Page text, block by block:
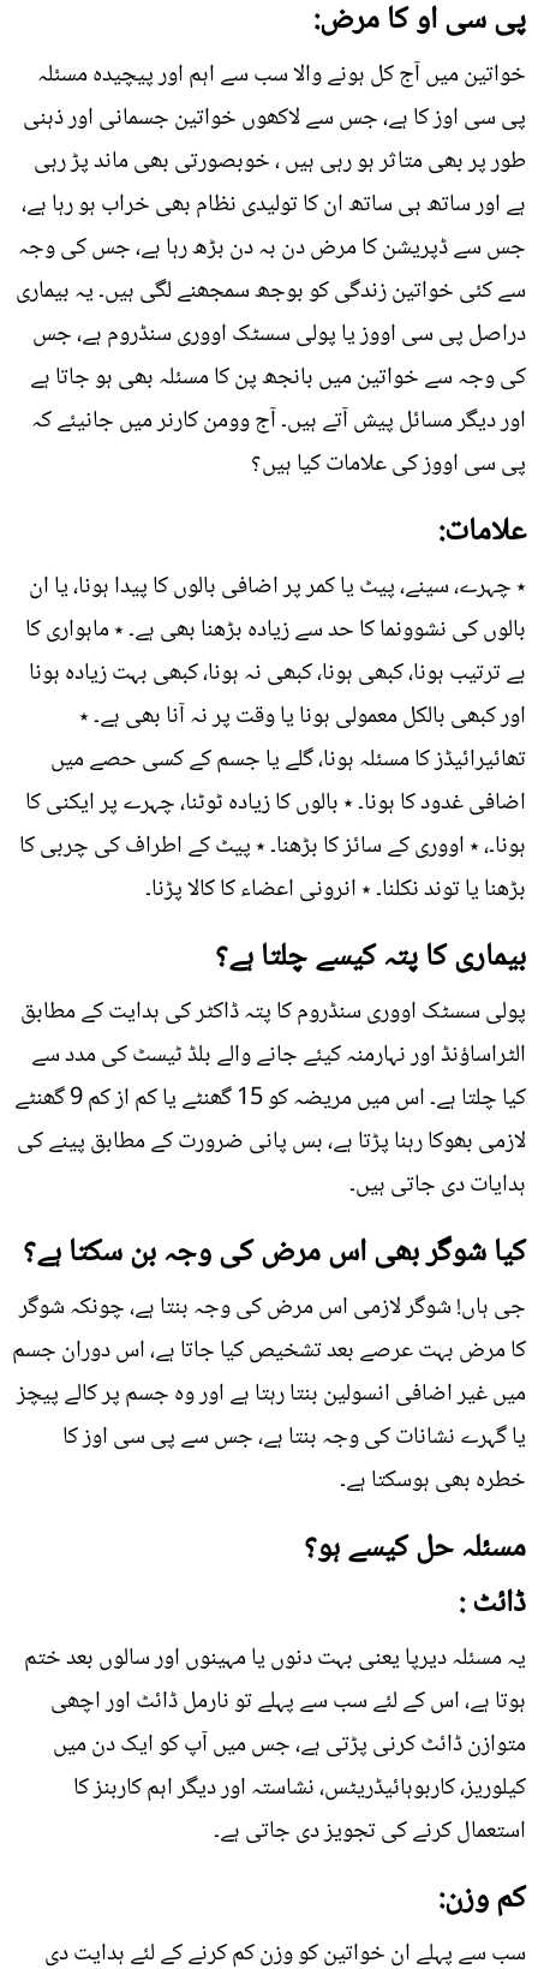
پی سی او کا مرض:
خواتین میں آج کل ہونے والا سب سے اہم اور پیچیدہ مسئلہ
پی سی اوز کا ہے، جس سے لاکھوں خواتین جسمانی اور ذہنی
طور پر بھی متاثر ہو رہی ہیں ، خوبصورتی بھی ماند پڑ رہی
ہے اور ساتھ ہی ساتھ ان کا تولیدی نظام بھی خراب ہو رہا ہے،
جس سے ڈپریشن کا مرض دن بہ دن بڑھ رہا ہے، جس کی وجہ
سے کئی خواتین زندگی کو بوجھ سمجھنے لگی ہیں۔ یہ بیماری
دراصل پی سی اووز یا پولی سسٹک اووری سنڈروم ہے، جس
کی وجہ سے خواتین میں بانجھ پن کا مسئلہ بھی ہو جاتا ہے
اور دیگر مسائل پیش آتے ہیں۔ آج وومن کارنر میں جانیئے کہ
پی سی اووز کی علامات کیا ہیں؟
علامات:
٭ چہرے، سینے، پیٹ یا کمر پر اضافی بالوں کا پیدا ہونا، یا ان
بالوں کی نشوونما کا حد سے زیادہ بڑھنا بھی ہے۔ ٭ ماہواری کا
بے ترتیب ہونا، کبھی ہونا، کبھی نہ ہونا، کبھی بہت زیادہ ہونا
اور کبھی بالکل معمولی ہونا یا وقت پر نہ آنا بھی ہے۔ ٭
تھائیرائیڈز کا مسئلہ ہونا، گلے یا جسم کے کسی حصے میں
اضافی غدود کا ہونا۔ ٭ بالوں کا زیادہ ٹوٹنا، چہرے پر ایکنی کا
ہونا۔، ٭ اووری کے سائز کا بڑھنا۔ ٭ پیٹ کے اطراف کی چربی کا
بڑھنا یا توند نکلنا۔ ٭ انرونی اعضاء کا کالا پڑنا۔
بیماری کا پتہ کیسے چلتا ہے؟
پولی سسٹک اووری سنڈروم کا پتہ ڈاکٹر کی ہدایت کے مطابق
الٹراساؤنڈ اور نہارمنہ کیئے جانے والے بلڈ ٹیسٹ کی مدد سے
کیا چلتا ہے۔ اس میں مریضہ کو 15 گھنٹے یا کم از کم 9 گھنٹے
لازمی بھوکا رہنا پڑتا ہے، بس پانی ضرورت کے مطابق پینے کی
ہدایات دی جاتی ہیں۔
کیا شوگر بھی اس مرض کی وجہ بن سکتا ہے؟
جی ہاں! شوگر لازمی اس مرض کی وجہ بنتا ہے، چونکہ شوگر
کا مرض بہت عرصے بعد تشخیص کیا جاتا ہے، اس دوران جسم
میں غیر اضافی انسولین بنتا رہتا ہے اور وہ جسم پر کالے پیچز
یا گہرے نشانات کی وجہ بنتا ہے، جس سے پی سی اوز کا
خطرہ بھی ہوسکتا ہے۔
مسئلہ حل کیسے ہو؟
ڈائٹ :
یہ مسئلہ دیرپا یعنی بہت دنوں یا مہینوں اور سالوں بعد ختم
ہوتا ہے، اس کے لئے سب سے پہلے تو نارمل ڈائٹ اور اچھی
متوازن ڈائٹ کرنی پڑتی ہے، جس میں آپ کو ایک دن میں
کیلوریز، کاربوہائیڈریٹس، نشاستہ اور دیگر اہم کاربنز کا
استعمال کرنے کی تجویز دی جاتی ہے۔
کم وزن:
سب سے پہلے ان خواتین کو وزن کم کرنے کے لئے ہدایت دی